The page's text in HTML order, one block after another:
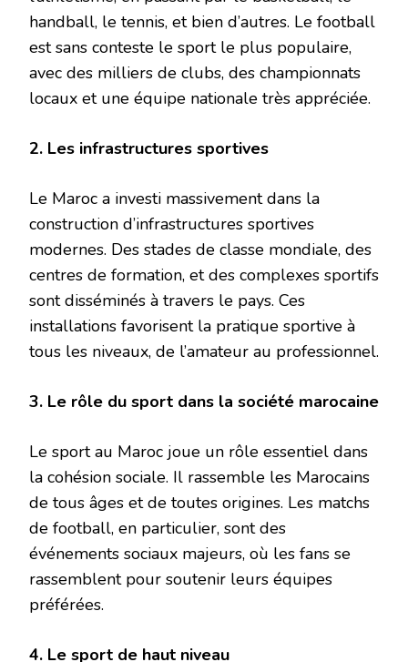
handball, le tennis, et bien d’autres. Le football
est sans conteste le sport le plus populaire,
avec des milliers de clubs, des championnats
locaux et une équipe nationale très appréciée.
2. Les infrastructures sportives
Le Maroc a investi massivement dans la
construction d’infrastructures sportives
modernes. Des stades de classe mondiale, des
centres de formation, et des complexes sportifs
sont disséminés à travers le pays. Ces
installations favorisent la pratique sportive à
tous les niveaux, de l’amateur au professionnel.
3. Le rôle du sport dans la société marocaine
Le sport au Maroc joue un rôle essentiel dans
la cohésion sociale. Il rassemble les Marocains
de tous âges et de toutes origines. Les matchs
de football, en particulier, sont des
événements sociaux majeurs, où les fans se
rassemblent pour soutenir leurs équipes
préférées.
4. Le sport de haut niveau